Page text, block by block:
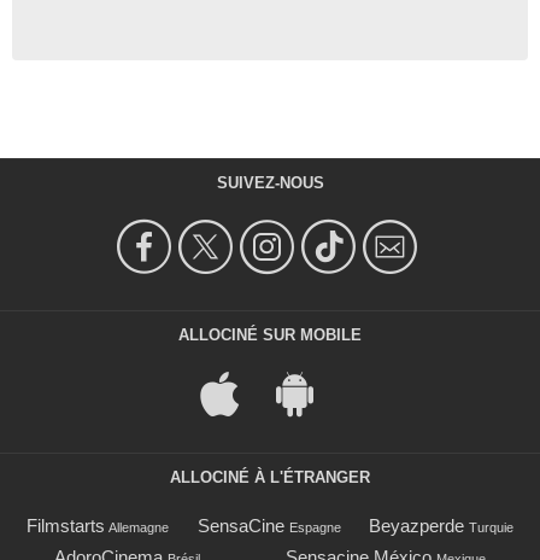
SUIVEZ-NOUS
ALLOCINÉ SUR MOBILE
ALLOCINÉ À L'ÉTRANGER
Filmstarts Allemagne SensaCine Espagne Beyazperde Turquie